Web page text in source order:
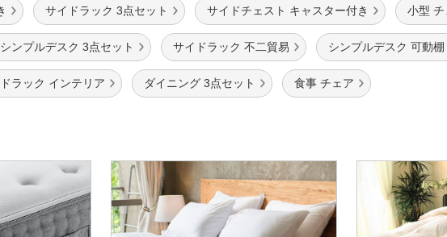
サイドラック 3点セット サイドチェスト キャスター付き 小型 チ
シンプルデスク 3点セット サイドラック 不二貿易 シンプルデスク 可動棚
ラック インテリア ダイニング 3点セット 食事 チェア